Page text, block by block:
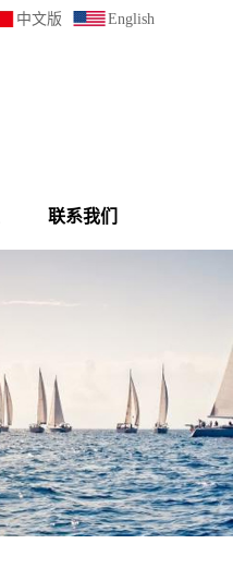
中文版 English
联系我们